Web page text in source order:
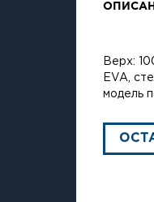
Верх:
EVA,
модель